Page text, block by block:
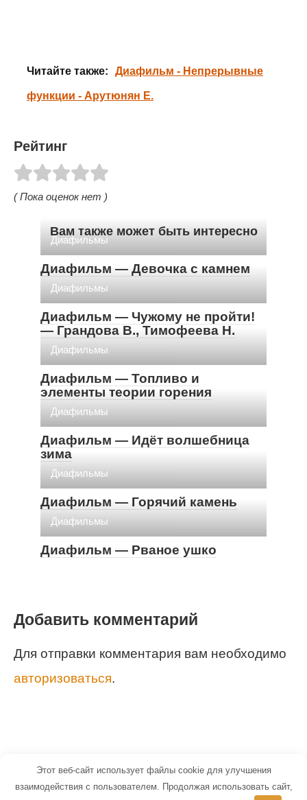
Читайте также: Диафильм - Непрерывные
функции - Арутюнян Е.
Рейтинг
( Пока оценок нет )
Вам также может быть интересно
Диафильмы
Диафильм — Девочка с камнем
Диафильмы
Диафильм — Чужому не пройти!
— Грандова В., Тимофеева Н.
Диафильмы
Диафильм — Топливо и
элементы теории горения
Диафильмы
Диафильм — Идёт волшебница
зима
Диафильмы
Диафильм — Горячий камень
Диафильмы
Диафильм — Рваное ушко
Добавить комментарий
Для отправки комментария вам необходимо
авторизоваться.
© 2026 Маленький Гений - портал для
Этот веб-сайт использует файлы cookie для улучшения
взаимодействия с пользователем. Продолжая использовать сайт,